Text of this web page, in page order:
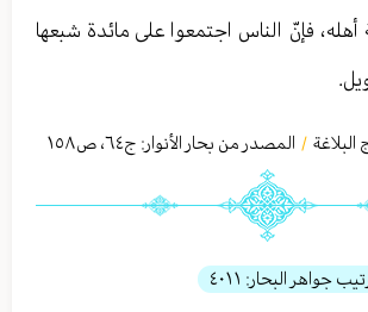
فإنّ الناس اجتمعوا على مائدة شبعها
البلاغة / المصدر من بحار الأنوار: ج٦٤، ص١٥٨
جواهر البحار: ٤٠١١